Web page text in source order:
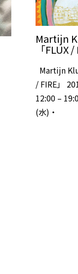
Martijn
「FLUX /
Martijn
/ FIRE」
12:00 –
(水)・